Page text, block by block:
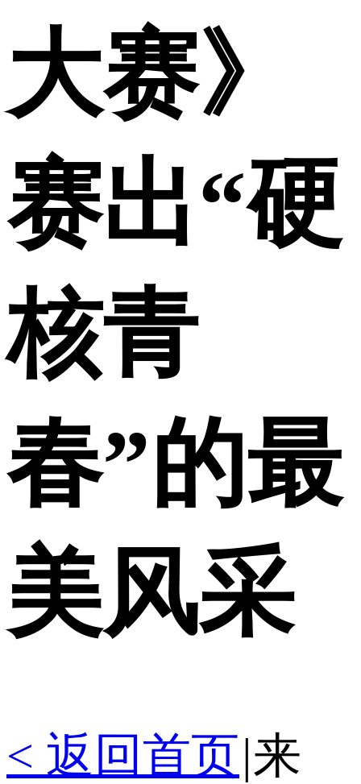
大赛》
赛出“硬
核青
春”的最
美风采
< 返回首页|来